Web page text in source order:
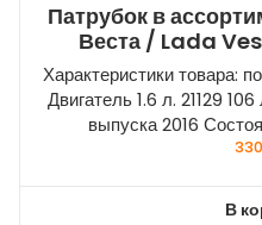
Патрубок в
Веста / Lada
Характеристики товара:
Двигатель 1.6 л. 21129
выпуска 2016
В